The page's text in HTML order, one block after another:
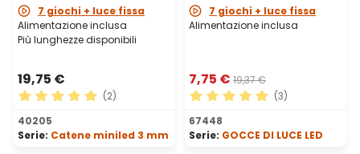
7 giochi + luce fissa
Alimentazione inclusa
Più lunghezze disponibili
19,75 €
Valutazione media di 5 su 5 stelle
(2)
40205
Serie: Catene miniled 3 mm
7 giochi + luce fissa
Alimentazione inclusa
7,75 € 19,37 €
Valutazione media di 5 su
(3)
67448
Serie: GOCCE DI LUCE LED